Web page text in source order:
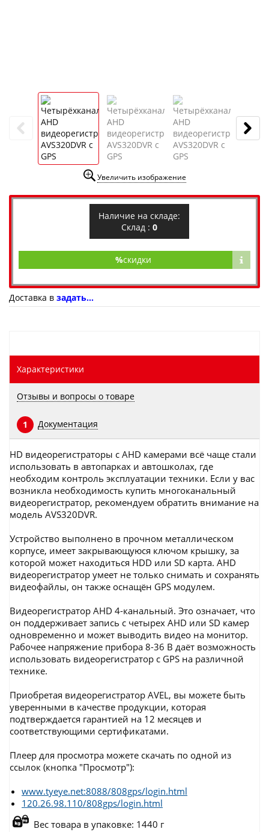
Увеличить изображение
Наличие на складе:
Склад : 0
%скидки
Доставка в задать...
Характеристики
Отзывы и вопросы о товаре
1 Документация
HD видеорегистраторы с AHD камерами всё чаще стали
использовать в автопарках и автошколах, где
необходим контроль эксплуатации техники. Если у вас
возникла необходимость купить многоканальный
видеорегистратор, рекомендуем обратить внимание на
модель AVS320DVR.
Устройство выполнено в прочном металлическом
корпусе, имеет закрывающуюся ключом крышку, за
которой может находиться HDD или SD карта. AHD
видеорегистратор умеет не только снимать и сохранять
видеофайлы, он также оснащён GPS модулем.
Видеорегистратор AHD 4-канальный. Это означает, что
он поддерживает запись с четырех AHD или SD камер
одновременно и может выводить видео на монитор.
Рабочее напряжение прибора 8-36 В даёт возможность
использовать видеорегистратор с GPS на различной
технике.
Приобретая видеорегистратор AVEL, вы можете быть
уверенными в качестве продукции, которая
подтверждается гарантией на 12 месяцев и
соответствующими сертификатами.
Плеер для просмотра можете скачать по одной из
ссылок (кнопка "Просмотр"):
www.tyeye.net:8088/808gps/login.html
120.26.98.110/808gps/login.html
Вес товара в упаковке: 1440 г